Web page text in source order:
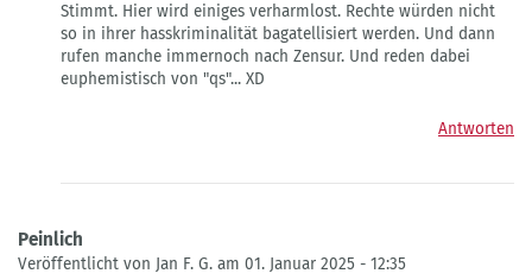
auf
gosh
ist
das
Stimmt. Hier wird einiges verharmlost. Rechte würden nicht
so in ihrer hasskriminalität bagatellisiert werden. Und dann
rufen manche immernoch nach Zensur. Und reden dabei
euphemistisch von "qs"... XD
Antworten
Peinlich
Veröffentlicht von Jan F. G. am 01. Januar 2025 - 12:35